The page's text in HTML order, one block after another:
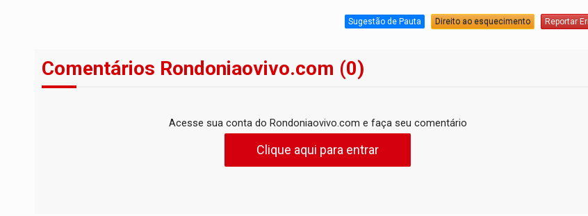
Sugestão de Pauta Direito ao esquecimento Reportar
Comentários Rondoniaovivo.com (0)
Acesse sua conta do Rondoniaovivo.com e faça seu comentário
Clique aqui para entrar